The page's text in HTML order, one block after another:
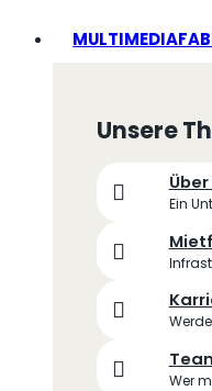
Unsere
Über
Ein
Wer